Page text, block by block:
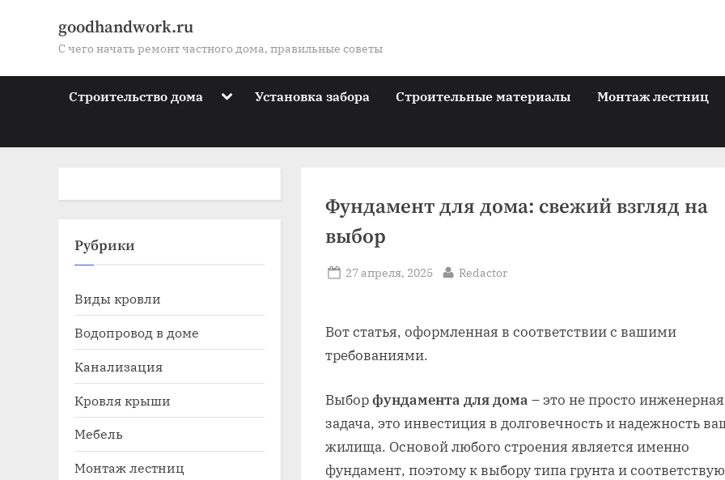
goodhandwork.ru
С чего начать ремонт частного дома, правильные советы
Строительство дома Toggle
menu
Установка забора Строительные материалы Монтаж лестниц
Фундамент для дома: свежий взгляд на
выбор
Posted
27 апреля, 2025 By
Redactor
Вот статья, оформленная в соответствии с вашими
требованиями.
Выборфундамента для дома – это не просто инженерная
задача, это инвестиция в долговечность и надежность
жилища. Основой любого строения является именно
фундамент, поэтому к выбору типа грунта и
Рубрики
Виды кровли
Водопровод в доме
Канализация
Кровля крыши
Мебель
Монтаж лестниц